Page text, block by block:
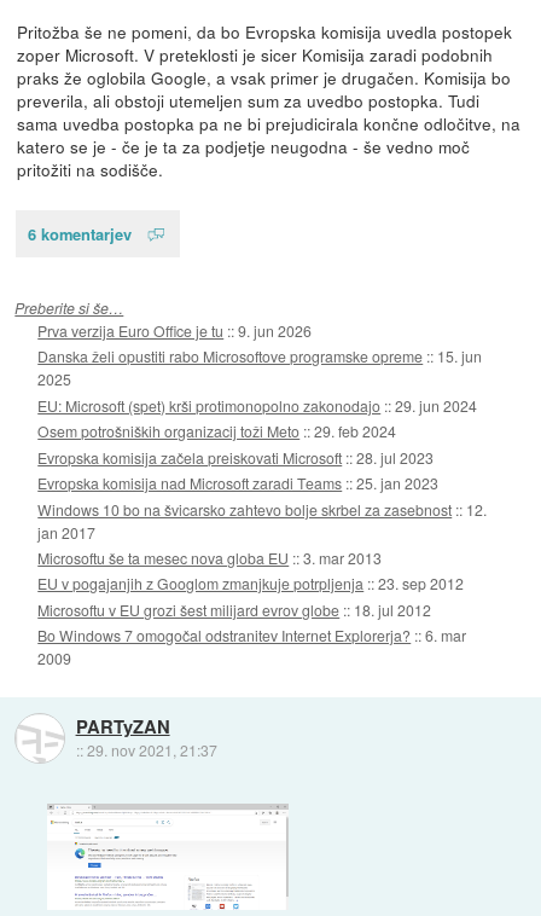
Pritožba še ne pomeni, da bo Evropska komisija uvedla postopek
zoper Microsoft. V preteklosti je sicer Komisija zaradi podobnih
praks že oglobila Google, a vsak primer je drugačen. Komisija bo
preverila, ali obstoji utemeljen sum za uvedbo postopka. Tudi
sama uvedba postopka pa ne bi prejudicirala končne odločitve, na
katero se je - če je ta za podjetje neugodna - še vedno moč
pritožiti na sodišče.
6 komentarjev
Preberite si še…
Prva verzija Euro Office je tu ::9. jun 2026
Danska želi opustiti rabo Microsoftove programske opreme :: 15. jun
2025
EU: Microsoft (spet) krši protimonopolno zakonodajo ::29. jun 2024
Osem potrošniških organizacij toži Meto ::29. feb 2024
Evropska komisija začela preiskovati Microsoft ::28. jul 2023
Evropska komisija nad Microsoft zaradi Teams ::25. jan 2023
Windows 10 bo na švicarsko zahtevo bolje skrbel za zasebnost :: 12.
jan 2017
Microsoftu še ta mesec nova globa EU ::3. mar 2013
EU v pogajanjih z Googlom zmanjkuje potrpljenja ::23. sep 2012
Microsoftu v EU grozi šest milijard evrov globe :: 18. jul 2012
Bo Windows 7 omogočal odstranitev Internet Explorerja? ::6. mar
2009
PARTyZAN
::29. nov 2021, 21:37